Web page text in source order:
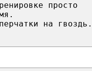
просто
на гвоздь.